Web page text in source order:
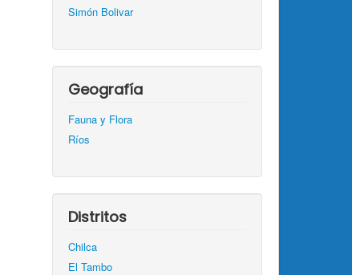
Simón Bolivar
Geografía
Fauna y Flora
Ríos
Distritos
Chilca
El Tambo